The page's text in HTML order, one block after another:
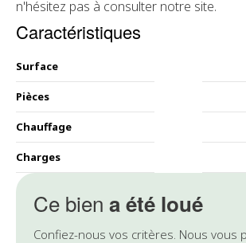
Ce bien a été loué
Confiez-nous vos critères. Nous vous
n'hésitez pas à consulter notre site.
Caractéristiques
Surface
Pièces
Chauffage
Charges